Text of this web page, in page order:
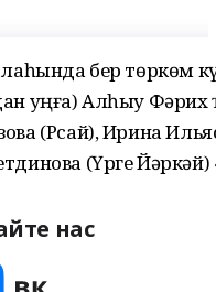
бер төркөм
уңға) Алһыу Фәрих
(Рсай), Ирина
(Үрге
нас